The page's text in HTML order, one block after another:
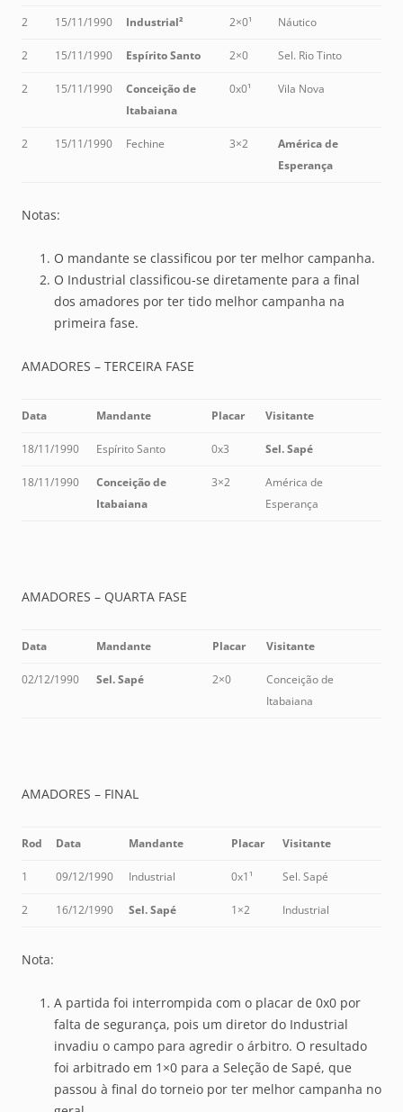
2 15/11/1990 Industrial² 2×0¹ Náutico
2 15/11/1990 Espírito Santo 2×0 Sel. Rio Tinto
2 15/11/1990
Conceição de
Itabaiana
0x0¹ Vila Nova
2 15/11/1990 Fechine 3×2
América de
Esperança
Notas:
O mandante se classificou por ter melhor campanha.
O Industrial classificou-se diretamente para a final
dos amadores por ter tido melhor campanha na
primeira fase.
AMADORES – TERCEIRA FASE
Data Mandante Placar Visitante
18/11/1990 Espírito Santo 0x3 Sel. Sapé
18/11/1990
Conceição de
Itabaiana
3×2
América de
Esperança
AMADORES – QUARTA FASE
Data Mandante Placar Visitante
02/12/1990 Sel. Sapé 2×0
Conceição de
Itabaiana
AMADORES – FINAL
Rod Data Mandante Placar Visitante
1 09/12/1990 Industrial 0x1¹ Sel. Sapé
2 16/12/1990 Sel. Sapé 1×2 Industrial
Nota:
A partida foi interrompida com o placar de 0x0 por
falta de segurança, pois um diretor do Industrial
invadiu o campo para agredir o árbitro. O resultado
foi arbitrado em 1×0 para a Seleção de Sapé, que
passou à final do torneio por ter melhor campanha no